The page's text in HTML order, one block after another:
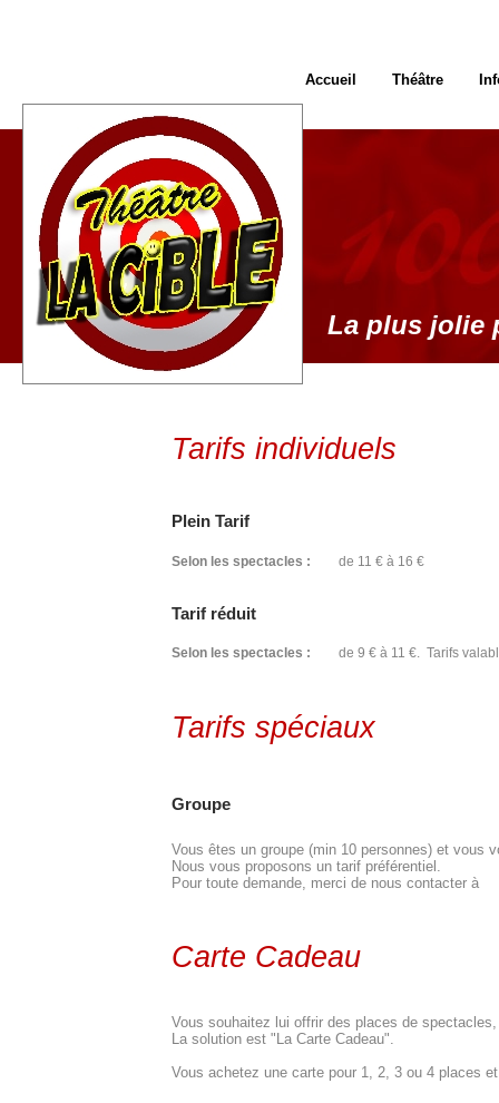
Tarifs individuels
Plein Tarif
Selon les spectacles : de 11 € à 16 €
Tarif réduit
Selon les spectacles : de 9 € à 11 €. Tarifs
Tarifs spéciaux
Groupe
La plus jolie
Accueil Théâtre
Vous êtes un groupe (min 10 personnes) et vous
Nous vous proposons un tarif préférentiel.
Pour toute demande, merci de nous contacter à
Vous souhaitez lui offrir des places de
La solution est "La Carte Cadeau".
Vous achetez une carte pour 1, 2, 3 ou 4 places
Carte Cadeau